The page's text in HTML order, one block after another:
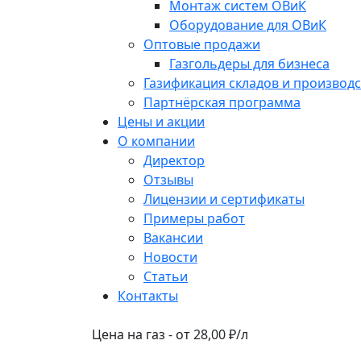
Монтаж систем ОВиК
Оборудование для ОВиК
Оптовые продажи
Газгольдеры для бизнеса
Газификация складов и
Партнёрская программа
Цены и акции
О компании
Директор
Отзывы
Лицензии и сертификаты
Примеры работ
Вакансии
Новости
Статьи
Контакты
Цена на газ - от 28,00 ₽/л